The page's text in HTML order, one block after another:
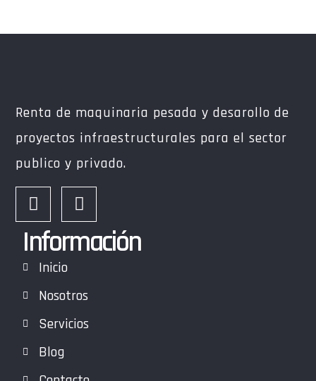
Renta de maquinaria pesada y desarollo de
proyectos infraestructurales para el sector
publico y privado.
Información
Inicio
Nosotros
Servicios
Blog